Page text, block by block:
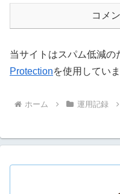
コメ
当サイトはスパム低減の
Protectionを使用していま
ホーム 運用記録